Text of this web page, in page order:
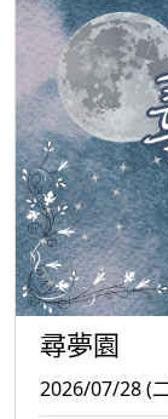
尋夢園
2026/07/28 (